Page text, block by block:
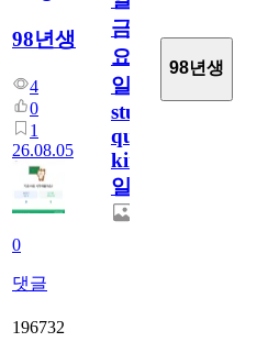
98년생
4
0
1
26.08.05
0
댓글
금
요
일/English
study
quiz
king773
일
98년생
196732